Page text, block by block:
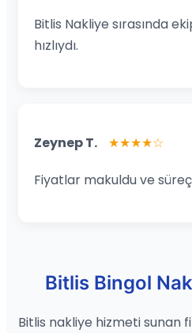
Bitlis Nakliye sırasında
hızlıydı.
Zeynep T. ★★★★☆
Fiyatlar makuldu ve
Bitlis Bingol
Bitlis nakliye hizmeti sunan